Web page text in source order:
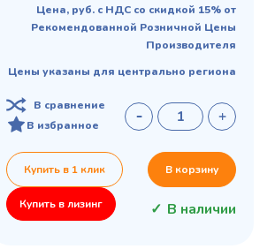
Цена, руб. с НДС со скидкой 15% от
Рекомендованной Розничной Цены
Производителя
Цены указаны для центрально региона
В сравнение
В избранное
Купить в 1 клик В корзину
Купить в лизинг В наличии